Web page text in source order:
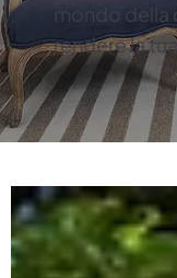
mondo della
rendere la